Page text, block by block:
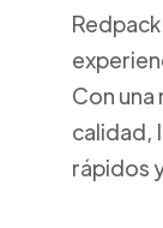
Con
calidad,
rápidos